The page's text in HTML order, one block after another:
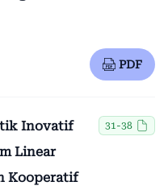
PDF
Inovatif
Linear
Kooperatif
31-38